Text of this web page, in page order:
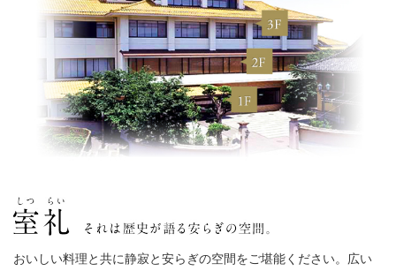
おいしい料理と共に静寂と安らぎの空間をご堪能ください。広い